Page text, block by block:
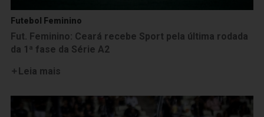
Futebol Feminino
Fut. Feminino: Ceará recebe Sport pela última rodada
da 1ª fase da Série A2
Leia mais